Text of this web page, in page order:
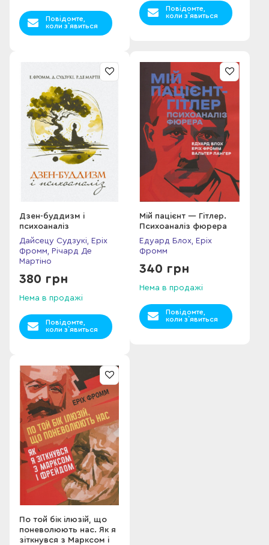
Повідомте,
коли з`явиться
Повідомте,
коли з`явиться
Дзен-буддизм і
психоаналіз
Дайсецу Судзукі, Еріх
Фромм, Річард Де
Мартіно
380 грн
Нема в продажі
Повідомте,
коли з`явиться
Мій пацієнт — Гітлер.
Психоаналіз фюрера
Едуард Блох, Еріх
Фромм
340 грн
Нема в продажі
Повідомте,
коли з`явиться
По той бік ілюзій, що
поневолюють нас. Як я
зіткнувся з Марксом і